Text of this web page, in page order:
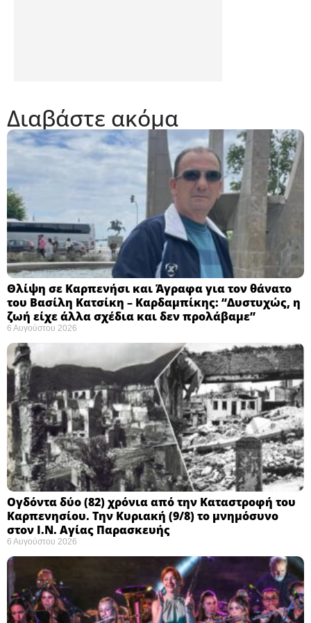
Διαβάστε ακόμα
Θλίψη σε Καρπενήσι και Άγραφα για τον θάνατο
του Βασίλη Κατσίκη – Καρδαμπίκης: “Δυστυχώς, η
ζωή είχε άλλα σχέδια και δεν προλάβαμε”
6 Αυγούστου 2026
Ογδόντα δύο (82) χρόνια από την Καταστροφή του
Καρπενησίου. Την Κυριακή (9/8) το μνημόσυνο
στον Ι.Ν. Αγίας Παρασκευής
6 Αυγούστου 2026